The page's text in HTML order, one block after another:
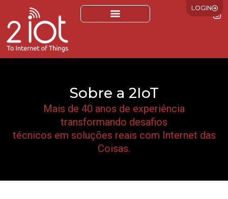
LOGIN
Sobre a 2IoT
Mais de 40 anos de experiência
transformando desafios
técnicos em soluções reais com Internet das
Coisas.